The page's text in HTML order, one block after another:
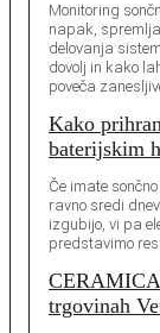
Monitoring
napak,
delovanja
dovolj in kako
poveča
Kako
baterijskim
Če imate
ravno sredi
izgubijo, vi pa
predstavimo
trgovinah